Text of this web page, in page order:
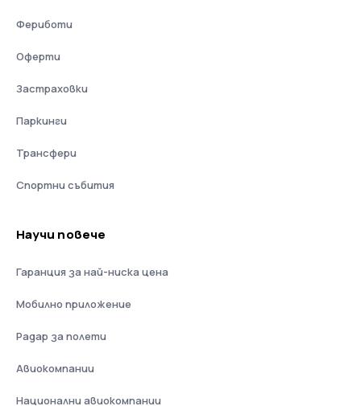
Фериботи
Оферти
Застраховки
Паркинги
Трансфери
Спортни събития
Научи повече
Гаранция за най-ниска цена
Мобилно приложение
Радар за полети
Авиокомпании
Национални авиокомпании